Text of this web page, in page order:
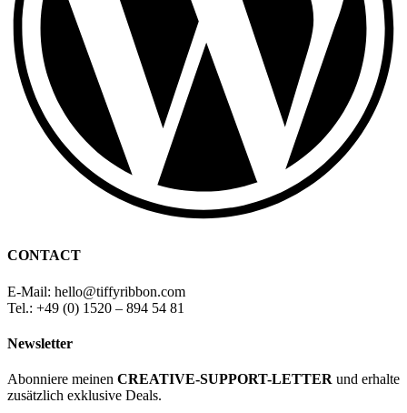
CONTACT
E-Mail: hello@tiffyribbon.com
Tel.: +49 (0) 1520 – 894 54 81
Newsletter
Abonniere meinen CREATIVE-SUPPORT-LETTER und erhalte
zusätzlich exklusive Deals.